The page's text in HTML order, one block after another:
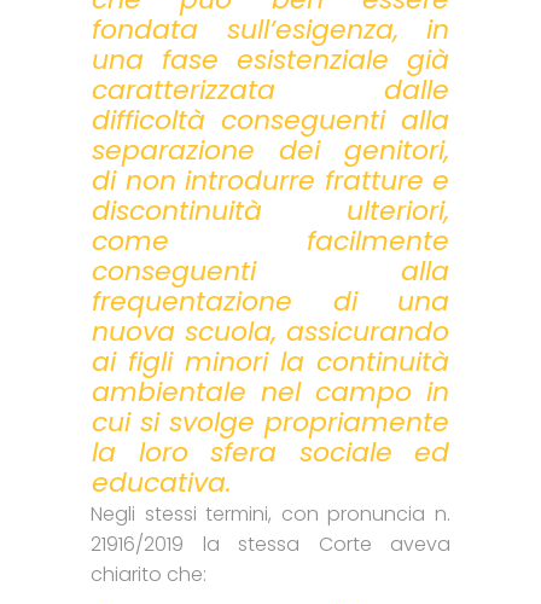
fondata sull’esigenza, in
una fase esistenziale già
caratterizzata dalle
difficoltà conseguenti alla
separazione dei genitori,
di non introdurre fratture e
discontinuità ulteriori,
come facilmente
conseguenti alla
frequentazione di una
nuova scuola, assicurando
ai figli minori la continuità
ambientale nel campo in
cui si svolge propriamente
la loro sfera sociale ed
educativa.
Negli stessi termini, con pronuncia n.
21916/2019 la stessa Corte aveva
chiarito che: